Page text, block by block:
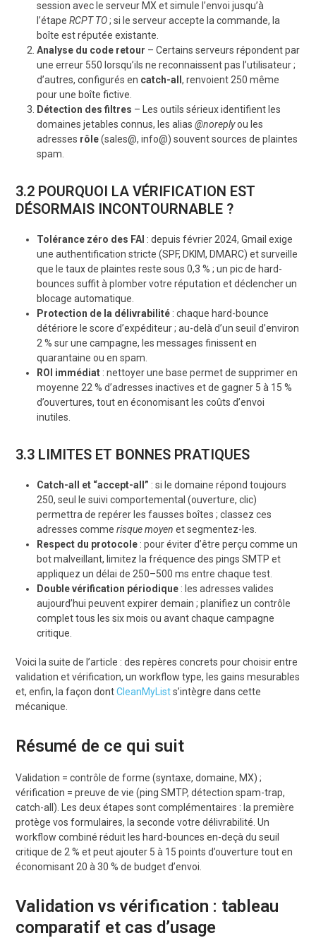
session avec le serveur MX et simule l’envoi jusqu’à
l’étapeRCPT TO; si le serveur accepte la commande, la
boîte est réputée existante.
Analyse du code retour – Certains serveurs répondent par
une erreur 550 lorsqu’ils ne reconnaissent pas l’utilisateur ;
d’autres, configurés en catch-all, renvoient 250 même
pour une boîte fictive.
Détection des filtres – Les outils sérieux identifient les
domaines jetables connus, les alias@noreplyou les
adresses rôle(sales@, info@) souvent sources de plaintes
spam.
3.2 POURQUOI LA VÉRIFICATION EST
DÉSORMAIS INCONTOURNABLE ?
Tolérance zéro des FAI : depuis février 2024, Gmail exige
une authentification stricte (SPF, DKIM, DMARC) et surveille
que le taux de plaintes reste sous 0,3 % ; un pic de hard-
bounces suffit à plomber votre réputation et déclencher un
blocage automatique.
Protection de la délivrabilité : chaque hard-bounce
détériore le score d’expéditeur ; au-delà d’un seuil d’environ
2 % sur une campagne, les messages finissent en
quarantaine ou en spam.
ROI immédiat : nettoyer une base permet de supprimer en
moyenne 22 % d’adresses inactives et de gagner 5 à 15 %
d’ouvertures, tout en économisant les coûts d’envoi
inutiles.
3.3 LIMITES ET BONNES PRATIQUES
Catch-all et “accept-all” : si le domaine répond toujours
250, seul le suivi comportemental (ouverture, clic)
permettra de repérer les fausses boîtes ; classez ces
adresses commerisque moyen et segmentez-les.
Respect du protocole : pour éviter d’être perçu comme un
bot malveillant, limitez la fréquence des pings SMTP et
appliquez un délai de 250–500 ms entre chaque test.
Double vérification périodique : les adresses valides
aujourd’hui peuvent expirer demain ; planifiez un contrôle
complet tous les six mois ou avant chaque campagne
critique.
Voici la suite de l’article : des repères concrets pour choisir entre
validation et vérification, un workflow type, les gains mesurables
et, enfin, la façon dontCleanMyLists’intègre dans cette
mécanique.
Résumé de ce qui suit
Validation = contrôle de forme (syntaxe, domaine, MX) ;
vérification = preuve de vie (ping SMTP, détection spam-trap,
catch-all). Les deux étapes sont complémentaires : la première
protège vos formulaires, la seconde votre délivrabilité. Un
workflow combiné réduit les hard-bounces en-deçà du seuil
critique de 2 % et peut ajouter 5 à 15 points d’ouverture tout en
économisant 20 à 30 % de budget d’envoi.
Validation vs vérification : tableau
comparatif et cas d’usage